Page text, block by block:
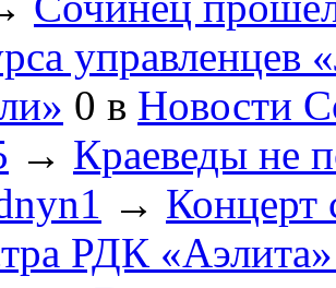
управленцев
0 в Новости
→ Краеведы не
→ Концерт
РДК